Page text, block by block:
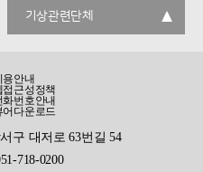
기상관련단체
용안내
접근성정책
화번호안내
어다운로드
구 대저로 63번길 54
718-0200